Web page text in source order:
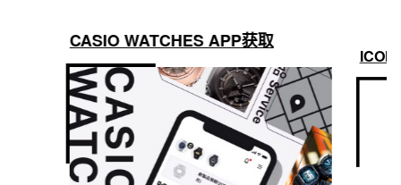
CASIO WATCHES APP获取